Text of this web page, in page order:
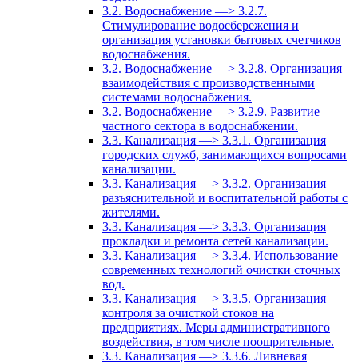
3.2. Водоснабжение —> 3.2.7.
Стимулирование водосбережения и
организация установки бытовых счетчиков
водоснабжения.
3.2. Водоснабжение —> 3.2.8. Организация
взаимодействия с производственными
системами водоснабжения.
3.2. Водоснабжение —> 3.2.9. Развитие
частного сектора в водоснабжении.
3.3. Канализация —> 3.3.1. Организация
городских служб, занимающихся вопросами
канализации.
3.3. Канализация —> 3.3.2. Организация
разъяснительной и воспитательной работы с
жителями.
3.3. Канализация —> 3.3.3. Организация
прокладки и ремонта сетей канализации.
3.3. Канализация —> 3.3.4. Использование
современных технологий очистки сточных
вод.
3.3. Канализация —> 3.3.5. Организация
контроля за очисткой стоков на
предприятиях. Меры административного
воздействия, в том числе поощрительные.
3.3. Канализация —> 3.3.6. Ливневая